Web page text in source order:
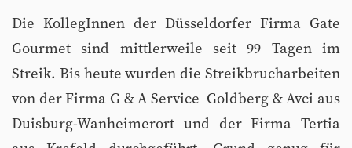
Die KollegInnen der Düsseldorfer Firma Gate
Gourmet sind mittlerweile seit 99 Tagen im
Streik. Bis heute wurden die Streikbrucharbeiten
von der Firma G & A Service  Goldberg & Avci aus
Duisburg-Wanheimerort und der Firma Tertia